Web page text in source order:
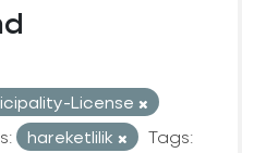
License
hareketlilik
Tags: